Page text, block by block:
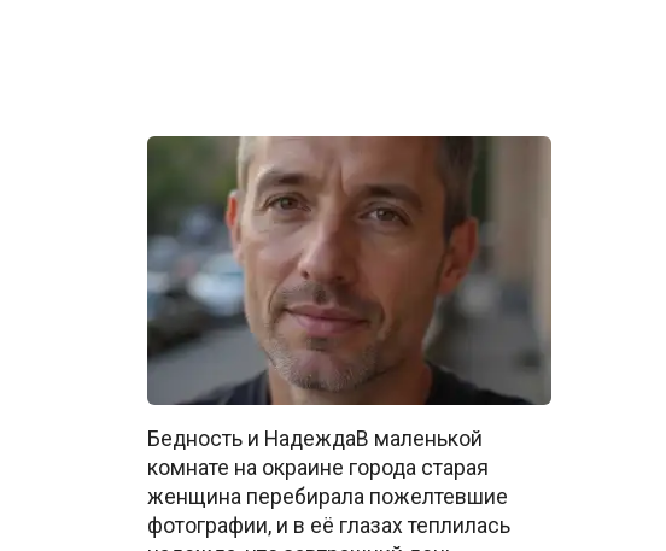
Бедность и НадеждаВ маленькой
комнате на окраине города старая
женщина перебирала пожелтевшие
фотографии, и в её глазах теплилась